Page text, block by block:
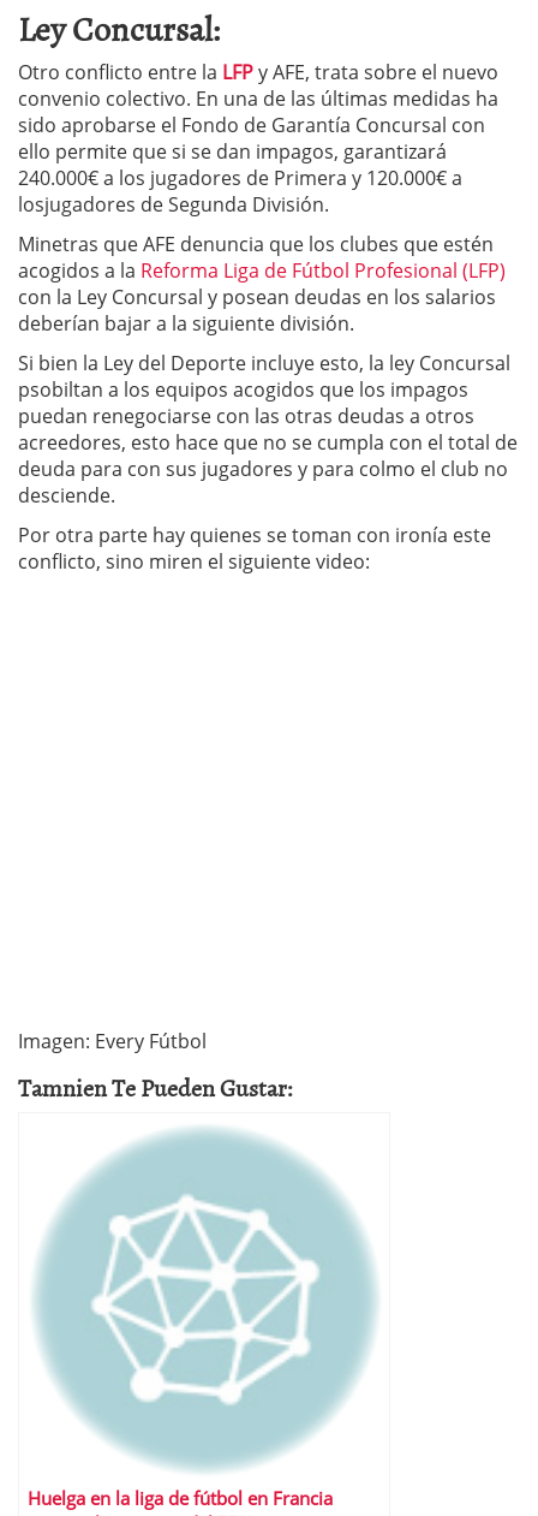
Ley Concursal:
Otro conflicto entre la LFPy AFE, trata sobre el nuevo
convenio colectivo. En una de las últimas medidas ha
sido aprobarse el Fondo de Garantía Concursal con
ello permite que si se dan impagos, garantizará
240.000€ a los jugadores de Primera y 120.000€ a
losjugadores de Segunda División.
Minetras que AFE denuncia que los clubes que estén
acogidos a la Reforma Liga de Fútbol Profesional (LFP)
con la Ley Concursal y posean deudas en los salarios
deberían bajar a la siguiente división.
Si bien la Ley del Deporte incluye esto, la ley Concursal
psobiltan a los equipos acogidos que los impagos
puedan renegociarse con las otras deudas a otros
acreedores, esto hace que no se cumpla con el total de
deuda para con sus jugadores y para colmo el club no
desciende.
Por otra parte hay quienes se toman con ironía este
conflicto, sino miren el siguiente video:
Imagen: Every Fútbol
Tamnien Te Pueden Gustar:
Huelga en la liga de fútbol en Francia